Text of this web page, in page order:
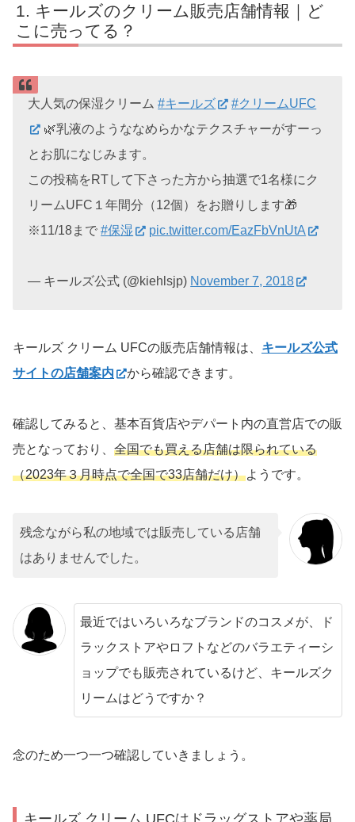
キールズのクリーム販売店舗情報｜ど
こに売ってる？
大人気の保湿クリーム#キールズ
#クリームUFC
🌿乳液のようななめらかなテクスチャーがすーっ
とお肌になじみます。
この投稿をRTして下さった方から抽選で1名様にク
リームUFC１年間分（12個）をお贈りします🎁
※11/18まで#保湿 pic.twitter.com/EazFbVnUtA
— キールズ公式 (@kiehlsjp) November 7, 2018
キールズ クリーム UFCの販売店舗情報は、 キールズ公式
サイトの店舗案内
から確認できます。
確認してみると、基本百貨店やデパート内の直営店での販
売となっており、 全国でも買える店舗は限られている
（2023年３月時点で全国で33店舗だけ）ようです。
残念ながら私の地域では販売している店舗
はありませんでした。
最近ではいろいろなブランドのコスメが、ド
ラックストアやロフトなどのバラエティーシ
ョップでも販売されているけど、キールズク
リームはどうですか？
念のため一つ一つ確認していきましょう。